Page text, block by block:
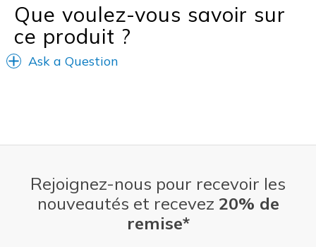
Que voulez-vous savoir sur
ce produit ?
Ask a Question
Rejoignez-nous pour recevoir les
nouveautés et recevez 20% de
remise*